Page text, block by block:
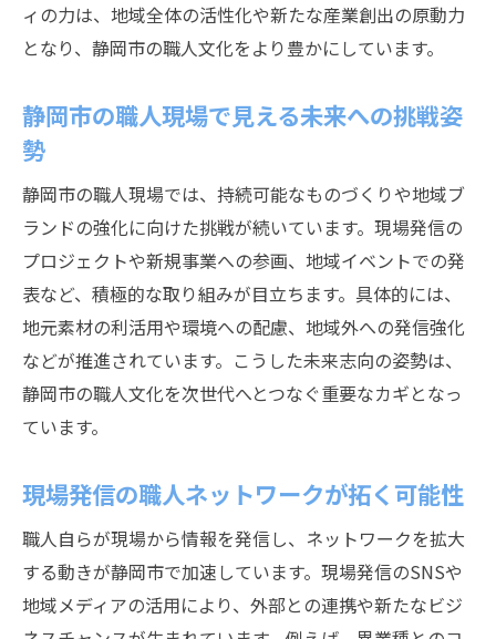
ィの力は、地域全体の活性化や新たな産業創出の原動力
となり、静岡市の職人文化をより豊かにしています。
静岡市の職人現場で見える未来への挑戦姿
勢
静岡市の職人現場では、持続可能なものづくりや地域ブ
ランドの強化に向けた挑戦が続いています。現場発信の
プロジェクトや新規事業への参画、地域イベントでの発
表など、積極的な取り組みが目立ちます。具体的には、
地元素材の利活用や環境への配慮、地域外への発信強化
などが推進されています。こうした未来志向の姿勢は、
静岡市の職人文化を次世代へとつなぐ重要なカギとなっ
ています。
現場発信の職人ネットワークが拓く可能性
職人自らが現場から情報を発信し、ネットワークを拡大
する動きが静岡市で加速しています。現場発信のSNSや
地域メディアの活用により、外部との連携や新たなビジ